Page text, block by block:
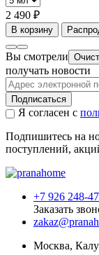
2 490 ₽
В корзину
Вы смотрели
получать новости
Подписаться
Я согласен с
Подпишитесь на
поступлений,
+7 926 248-
Заказать
Москва,